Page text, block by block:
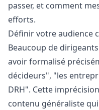
passer, et comment
efforts.
Définir votre audience
Beaucoup de
avoir formalisé
décideurs", "les
DRH". Cette
contenu généraliste